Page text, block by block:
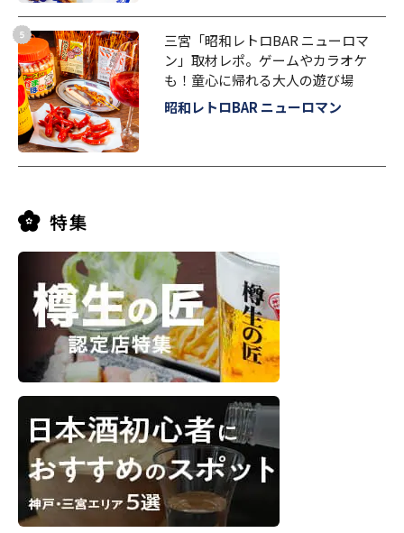
三宮「昭和レトロBAR ニューロマ
ン」取材レポ。ゲームやカラオケ
も！童心に帰れる大人の遊び場
昭和レトロBAR ニューロマン